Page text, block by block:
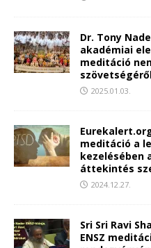
Dr. Tony
akadémiai
meditáció
2025.01.03.
meditáció a
kezelésében
áttekintés
2024.12.27.
Sri Sri Ravi
ENSZ